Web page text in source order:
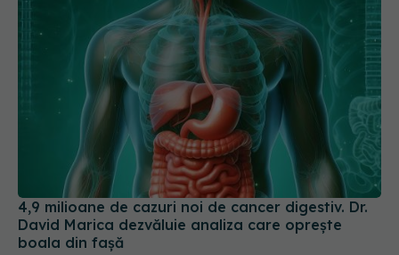
4,9 milioane de cazuri noi de cancer digestiv. Dr.
David Marica dezvăluie analiza care oprește
boala din fașă
03 iul 2026, 10:35